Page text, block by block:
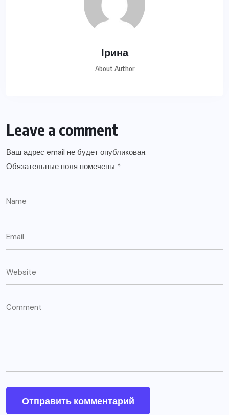
Ірина
About Author
Leave a comment
Ваш адрес email не будет опубликован.
Обязательные поля помечены *